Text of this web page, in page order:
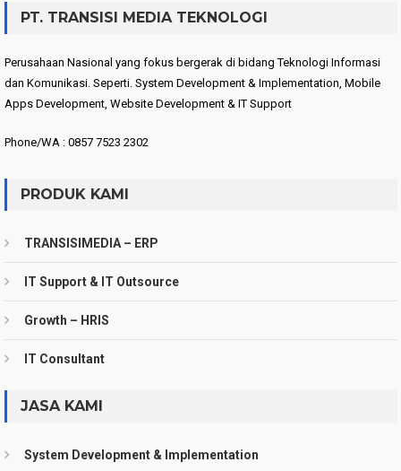
PT. TRANSISI MEDIA TEKNOLOGI
Perusahaan Nasional yang fokus bergerak di bidang Teknologi Informasi
dan Komunikasi. Seperti. System Development & Implementation, Mobile
Apps Development, Website Development & IT Support
Phone/WA : 0857 7523 2302
PRODUK KAMI
TRANSISIMEDIA – ERP
IT Support & IT Outsource
Growth – HRIS
IT Consultant
JASA KAMI
System Development & Implementation